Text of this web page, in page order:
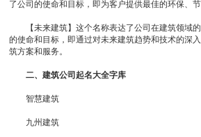
了公司的使命和目标，即为客户提供最佳的环保、
【未来建筑】这个名称表达了公司在建筑领域的
的使命和目标，即通过对未来建筑趋势和技术的深
筑方案和服务。
二、建筑公司起名大全字库
智慧建筑
九州建筑